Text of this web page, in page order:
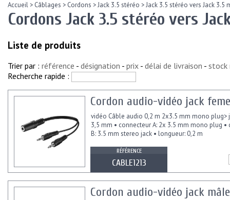
Accueil > Câblages > Cordons >Jack 3.5 stéréo >Jack 3.5 stéréo vers Jack 3.5
Cordons Jack 3.5 stéréo vers
Liste de produits
Trier par : référence - désignation - prix - délai de livraison - stock
Recherche rapide :
Cordon audio-vidéo jack
vidéo Câble audio 0,2 m 2x3.5 mm mono plug>
3,5 mm • connecteur A: 2x 3.5 mm mono plug •
B: 3.5 mm stereo jack • longueur: 0,2 m
RÉFÉRENCE
CABLE1213
Cordon audio-vidéo jack